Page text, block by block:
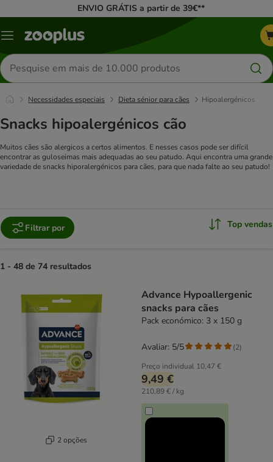
ENVIO GRÁTIS a partir de 39€**
Menu
Pesquisar
produtos
Necessidades especiais Dieta sénior para cães Hipoalergénicos
Snacks hipoalergénicos cão
Muitos cães são alergicos a certos alimentos. E nesses casos pode ser difícil
encontrar as guloseimas mais adequadas ao seu patudo. Aqui encontra uma grande
variedade de snacks hiporalergénicos para cães, para que nada falte ao seu patudo!
Filtrar por Top vendas
1 - 48 de 74 resultados
2 opções
Advance Hypoallergenic
snacks para cães
Pack económico: 3 x 150 g
Preço individual 10,47 €
9,49 €
210,89 € / kg
Avaliar: 5/5 (2)